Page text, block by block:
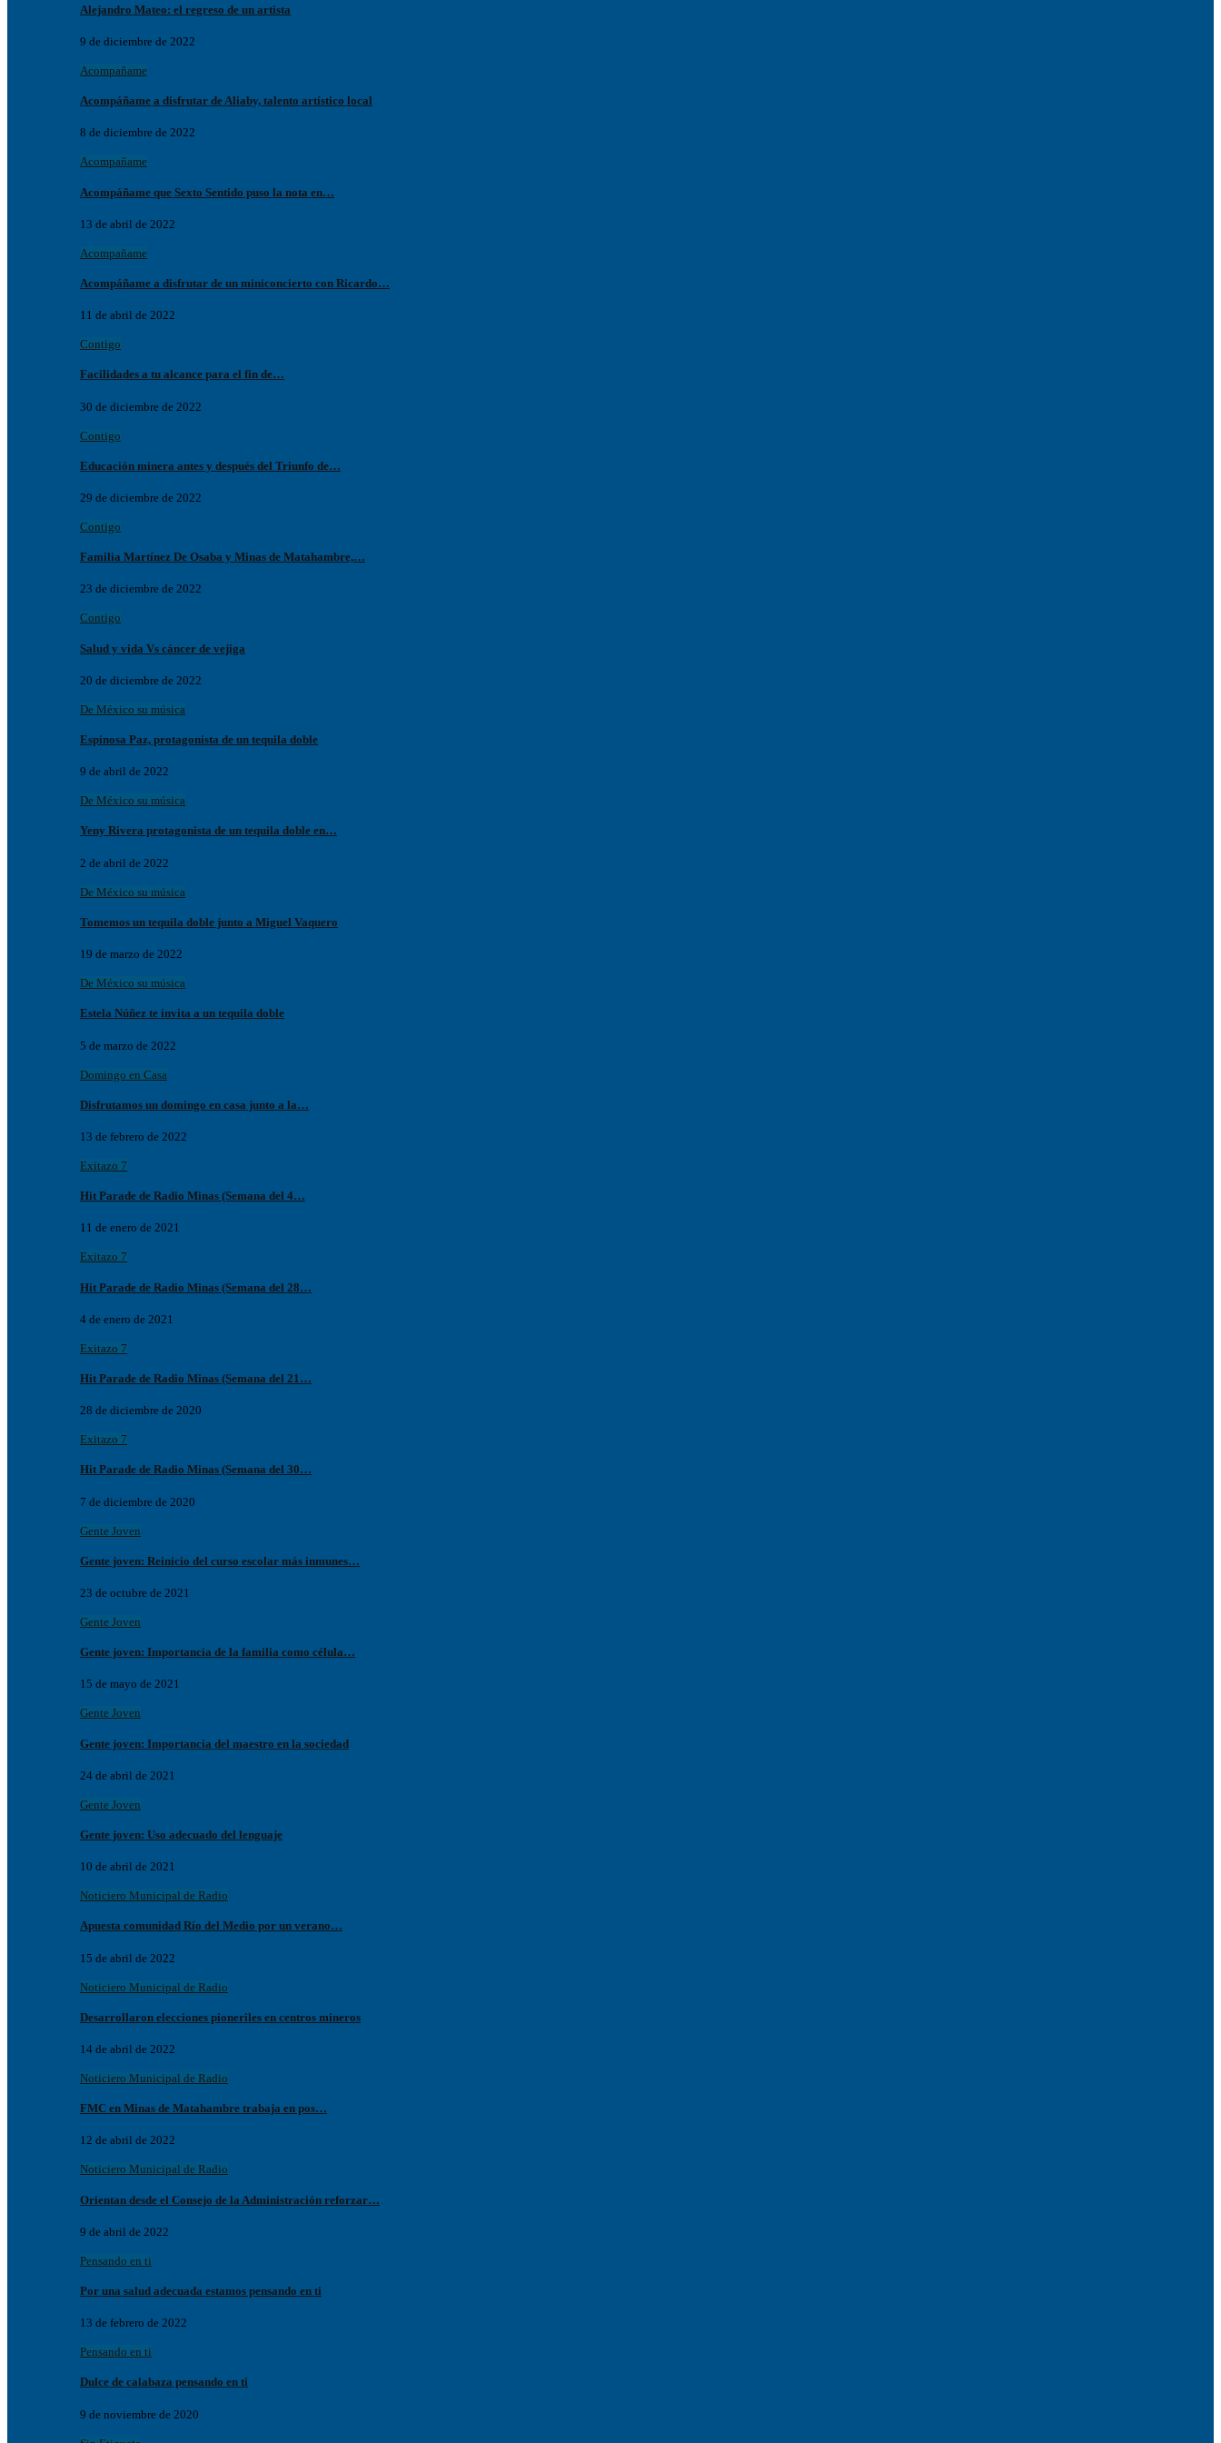
Alejandro Mateo: el regreso de un artista
9 de diciembre de 2022
Acompañame
Acompáñame a disfrutar de Aliaby, talento artístico local
8 de diciembre de 2022
Acompañame
Acompáñame que Sexto Sentido puso la nota en…
13 de abril de 2022
Acompañame
Acompáñame a disfrutar de un miniconcierto con Ricardo…
11 de abril de 2022
Contigo
Facilidades a tu alcance para el fin de…
30 de diciembre de 2022
Contigo
Educación minera antes y después del Triunfo de…
29 de diciembre de 2022
Contigo
Familia Martínez De Osaba y Minas de Matahambre,…
23 de diciembre de 2022
Contigo
Salud y vida Vs cáncer de vejiga
20 de diciembre de 2022
De México su música
Espinosa Paz, protagonista de un tequila doble
9 de abril de 2022
De México su música
Yeny Rivera protagonista de un tequila doble en…
2 de abril de 2022
De México su música
Tomemos un tequila doble junto a Miguel Vaquero
19 de marzo de 2022
De México su música
Estela Núñez te invita a un tequila doble
5 de marzo de 2022
Domingo en Casa
Disfrutamos un domingo en casa junto a la…
13 de febrero de 2022
Exitazo 7
Hit Parade de Radio Minas (Semana del 4…
11 de enero de 2021
Exitazo 7
Hit Parade de Radio Minas (Semana del 28…
4 de enero de 2021
Exitazo 7
Hit Parade de Radio Minas (Semana del 21…
28 de diciembre de 2020
Exitazo 7
Hit Parade de Radio Minas (Semana del 30…
7 de diciembre de 2020
Gente Joven
Gente joven: Reinicio del curso escolar más inmunes…
23 de octubre de 2021
Gente Joven
Gente joven: Importancia de la familia como célula…
15 de mayo de 2021
Gente Joven
Gente joven: Importancia del maestro en la sociedad
24 de abril de 2021
Gente Joven
Gente joven: Uso adecuado del lenguaje
10 de abril de 2021
Noticiero Municipal de Radio
Apuesta comunidad Río del Medio por un verano…
15 de abril de 2022
Noticiero Municipal de Radio
Desarrollaron elecciones pioneriles en centros mineros
14 de abril de 2022
Noticiero Municipal de Radio
FMC en Minas de Matahambre trabaja en pos…
12 de abril de 2022
Noticiero Municipal de Radio
Orientan desde el Consejo de la Administración reforzar…
9 de abril de 2022
Pensando en ti
Por una salud adecuada estamos pensando en ti
13 de febrero de 2022
Pensando en ti
Dulce de calabaza pensando en ti
9 de noviembre de 2020